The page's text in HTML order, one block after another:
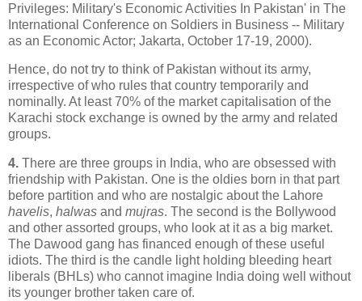
Privileges: Military's Economic Activities In Pakistan' in The
International Conference on Soldiers in Business -- Military
as an Economic Actor; Jakarta, October 17-19, 2000).
Hence, do not try to think of Pakistan without its army,
irrespective of who rules that country temporarily and
nominally. At least 70% of the market capitalisation of the
Karachi stock exchange is owned by the army and related
groups.
4. There are three groups in India, who are obsessed with
friendship with Pakistan. One is the oldies born in that part
before partition and who are nostalgic about the Lahore
havelis, halwas and mujras. The second is the Bollywood
and other assorted groups, who look at it as a big market.
The Dawood gang has financed enough of these useful
idiots. The third is the candle light holding bleeding heart
liberals (BHLs) who cannot imagine India doing well without
its younger brother taken care of.